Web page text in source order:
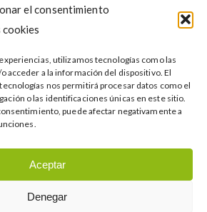
el consentimiento
cookies
utilizamos tecnologías como las
acceder a la información del dispositivo. El
nos permitirá procesar datos como el
o las identificaciones únicas en este sitio.
puede afectar negativamente a
Aceptar
Denegar